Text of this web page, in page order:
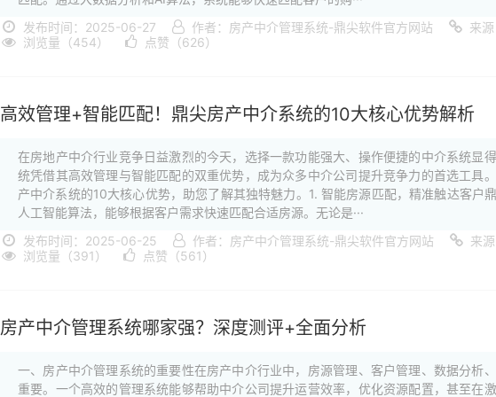
发布时间：2025-06-27
作者：房产中介管理系统-鼎尖软件官方网站
来
浏览量（454）
点赞（626）
高效管理+智能匹配！鼎尖房产中介系统的10大核心优势解析
在房地产中介行业竞争日益激烈的今天，选择一款功能强大、操作便捷的中介系统显
统凭借其高效管理与智能匹配的双重优势，成为众多中介公司提升竞争力的首选工具
产中介系统的10大核心优势，助您了解其独特魅力。1. 智能房源匹配，精准触达客户
人工智能算法，能够根据客户需求快速匹配合适房源。无论是···
发布时间：2025-06-25
作者：房产中介管理系统-鼎尖软件官方网站
来
浏览量（391）
点赞（561）
房产中介管理系统哪家强？深度测评+全面分析
一、房产中介管理系统的重要性在房产中介行业中，房源管理、客户管理、数据分析
重要。一个高效的管理系统能够帮助中介公司提升运营效率，优化资源配置，甚至在